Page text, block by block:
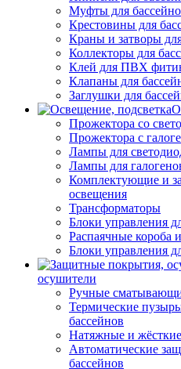
Муфты для
Крестовины для
Краны и затворы
Коллекторы для
Клей для ПВХ
Клапаны для
Заглушки для
Прожектора со
Прожектора с
Лампы для
Лампы для
Комплектующие и
освещения
Трансформаторы
Блоки управления
Распаячные короба
Блоки управления
осушители
Ручные
Термические
бассейнов
Натяжные и
Автоматические
бассейнов